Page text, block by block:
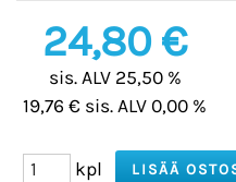
24,80 €
sis. ALV 25,50 %
19,76 € sis. ALV 0,00 %
kpl